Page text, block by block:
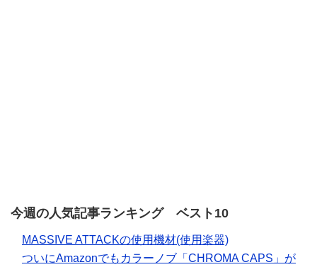
今週の人気記事ランキング ベスト10
MASSIVE ATTACKの使用機材(使用楽器)
ついにAmazonでもカラーノブ「CHROMA CAPS」が